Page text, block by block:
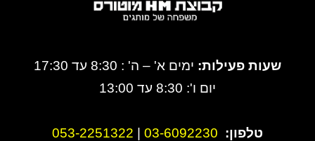
שעות פעילות: ימים א' – ה' : 8:30 עד 17:30
יום ו': 8:30 עד 13:00
טלפון: 03-6092230
|
053-2251322